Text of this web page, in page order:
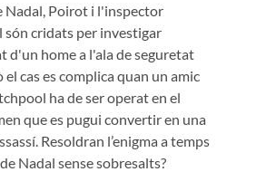
Nadal, Poirot i l'inspector
són cridats per investigar
d'un home a l'ala de seguretat
cas es complica quan un amic
ha de ser operat en el
que es pugui convertir en una
Resoldran l’enigma a temps
Nadal sense sobresalts?